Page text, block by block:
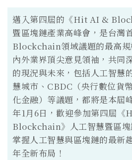
邁入第四屆的《Hit AI &
暨區塊鏈產業高峰會，是台灣
Blockchain領域議題的最高規
內外業界頂尖意見領袖，共同
的現況與未來，包括人工智慧
慧城市、CBDC（央行數位貨
化金融）等議題，都將是本屆
年1月6日，歡迎參加第四屆
Blockchain》人工智慧暨區塊
掌握人工智慧與區塊鏈的最新
年全新布局！